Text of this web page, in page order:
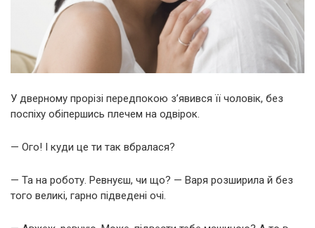
У дверному прорізі передпокою з’явився її чоловік, без
поспіху обіпершись плечем на одвірок.
— Ого! І куди це ти так вбралася?
— Та на роботу. Ревнуєш, чи що? — Варя розширила й без
того великі, гарно підведені очі.